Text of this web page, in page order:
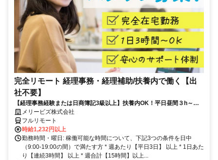
完全リモート 経理事務・経理補助/扶養内で働く【出
社不要】
【経理事務経験または日商簿記3級以上】扶養内OK！平日昼間３h～。
完全在宅で育児・介護中の方も大歓迎♪
メリービズ株式会社
フルリモート
時給1,232円以上
勤務時間・曜日: 稼働可能な時間について、下記3つの条件を日中
（9:00-19:00の間）で満たす方 * 週あたり【平日3日】 以上 * 1日あた
り【連続3時間】 以上 * 週合計【15時間】以上...